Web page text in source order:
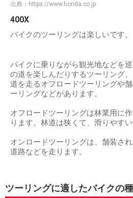
出典： https://www.honda.co.jp
400X
バイクのツーリングは楽しいです。
バイクに乗りながら観光地などを
の道を楽しんだりするツーリング
道を走るオフロードツーリングや
ーリングなどがあります。
オフロードツーリングは林業用に
ります。林道は狭くて、滑りやすい
オンロードツーリングは、舗装さ
道路などを走ります。
ツーリングに適したバイクの